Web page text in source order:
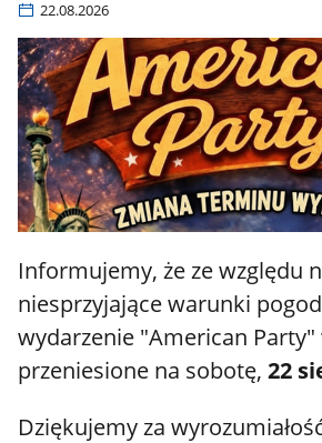
22.08.2026
Informujemy, że ze względu
niesprzyjające warunki
wydarzenie "American Party"
przeniesione na sobotę, 22
Dziękujemy za